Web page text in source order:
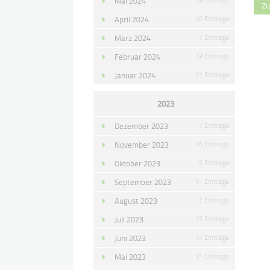
April 2024 10 Einträge
März 2024 7 Einträge
Februar 2024 13 Einträge
Januar 2024 17 Einträge
2023
Dezember 2023 7 Einträge
November 2023 16 Einträge
Oktober 2023 9 Einträge
September 2023 11 Einträge
August 2023 7 Einträge
Juli 2023 13 Einträge
Juni 2023 14 Einträge
Mai 2023 11 Einträge